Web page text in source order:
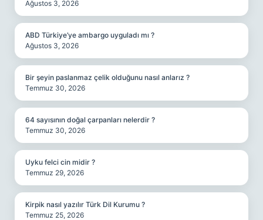
Ağustos 3, 2026
ABD Türkiye’ye ambargo uyguladı mı ?
Ağustos 3, 2026
Bir şeyin paslanmaz çelik olduğunu nasıl anlarız ?
Temmuz 30, 2026
64 sayısının doğal çarpanları nelerdir ?
Temmuz 30, 2026
Uyku felci cin midir ?
Temmuz 29, 2026
Kirpik nasıl yazılır Türk Dil Kurumu ?
Temmuz 25, 2026